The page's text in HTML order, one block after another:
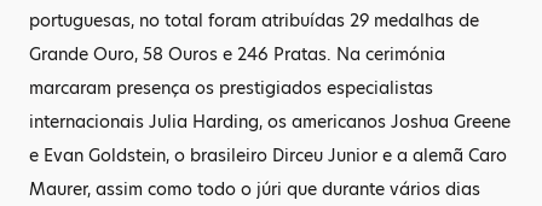
portuguesas, no total foram atribuídas 29 medalhas de
Grande Ouro, 58 Ouros e 246 Pratas. Na cerimónia
marcaram presença os prestigiados especialistas
internacionais Julia Harding, os americanos Joshua Greene
e Evan Goldstein, o brasileiro Dirceu Junior e a alemã Caro
Maurer, assim como todo o júri que durante vários dias